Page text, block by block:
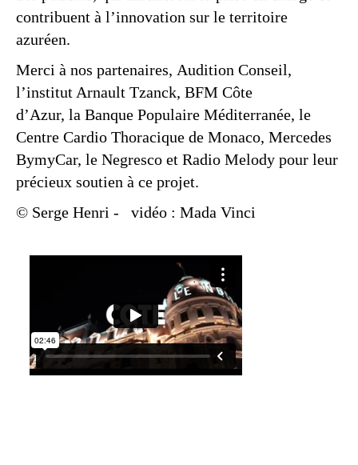
contribuent à l’innovation sur le territoire
azuréen.
Merci à nos partenaires, Audition Conseil,
l’institut Arnault Tzanck, BFM Côte
d’Azur, la Banque Populaire Méditerranée, le
Centre Cardio Thoracique de Monaco, Mercedes
BymyCar, le Negresco et Radio Melody pour leur
précieux soutien à ce projet.
© Serge Henri - vidéo : Mada Vinci